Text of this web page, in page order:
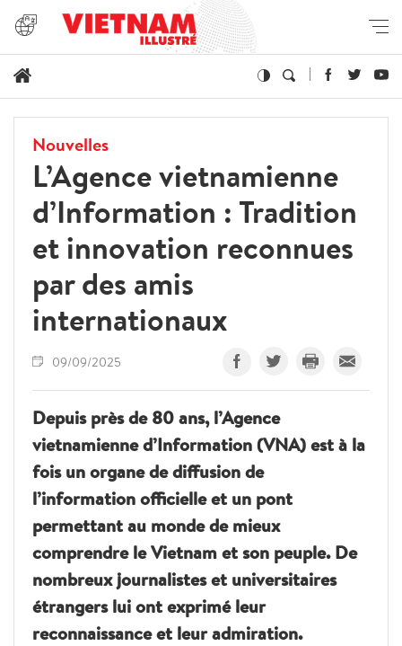
Nouvelles
L’Agence vietnamienne
d’Information : Tradition
et innovation reconnues
par des amis
internationaux
09/09/2025
Depuis près de 80 ans, l’Agence
vietnamienne d’Information (VNA) est à la
fois un organe de diffusion de
l’information officielle et un pont
permettant au monde de mieux
comprendre le Vietnam et son peuple. De
nombreux journalistes et universitaires
étrangers lui ont exprimé leur
reconnaissance et leur admiration.